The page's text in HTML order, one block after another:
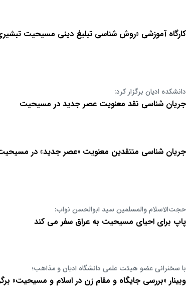
کارگاه آموزشی «روش شناسی تبلیغ دینی مسیحیت
دانشکده ادیان برگزار کرد:
جریان شناسی نقد معنویت عصر جدید در مسیحیت
جریان شناسی منتقدین معنویت «عصر جدید» در
حجت‌الاسلام والمسلمین سید ابوالحسن نواب:
پاپ برای احیای مسیحیت به عراق سفر می کند
با سخنرانی عضو هیئت علمی دانشگاه ادیان و مذاهب؛
وبینار «بررسی جایگاه و مقام زن در اسلام و مسیحیت»